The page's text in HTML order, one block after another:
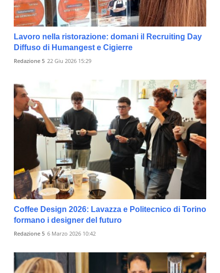
Lavoro nella ristorazione: domani il Recruiting Day
Diffuso di Humangest e Cigierre
Redazione 5 22 Giu 2026 15:29
Coffee Design 2026: Lavazza e Politecnico di Torino
formano i designer del futuro
Redazione 5 6 Marzo 2026 10:42